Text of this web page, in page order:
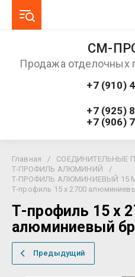
СМ-
Продажа отделочных
+7 (910)
+7 (925)
+7 (906)
Главная / СОЕДИНИТЕЛЬНЫЕ
Т-ПРОФИЛЬ АЛЮМИНИЙ
/
Т-ПРОФИЛЬ АЛЮМИНИЕВЫЙ 15
Т-профиль 15 х 2700
Т-профиль 15 х
алюминиевый
Предыдущий